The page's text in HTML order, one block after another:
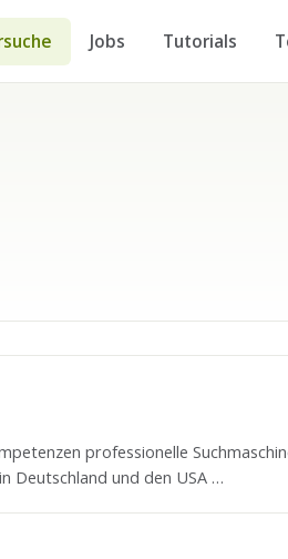
Jobs Tutorials
professionelle
Deutschland und den USA …